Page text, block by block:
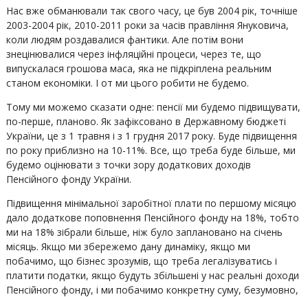
Нас вже обманювали так свого часу, це був 2004 рік, точніше
2003-2004 рік, 2010-2011 роки за часів правління Януковича,
коли людям роздавалися фантики. Але потім вони
знецінювалися через інфляційні процеси, через те, що
випускалася грошова маса, яка не підкріплена реальним
станом економіки. І от ми цього робити не будемо.
Тому ми можемо сказати одне: пенсії ми будемо підвищувати,
по-перше, планово. Як зафіксовано в Державному бюджеті
України, це з 1 травня і з 1 грудня 2017 року. Буде підвищення
по року приблизно на 10-11%. Все, що треба буде більше, ми
будемо оцінювати з точки зору додаткових доходів
Пенсійного фонду України.
Підвищення мінімальної заробітної плати по першому місяцю
дало додаткове поповнення Пенсійного фонду на 18%, тобто
ми на 18% зібрали більше, ніж було заплановано на січень
місяць. Якщо ми збережемо дану динаміку, якщо ми
побачимо, що бізнес зрозумів, що треба легалізуватись і
платити податки, якщо будуть збільшені у нас реальні доходи
Пенсійного фонду, і ми побачимо конкретну суму, безумовно,